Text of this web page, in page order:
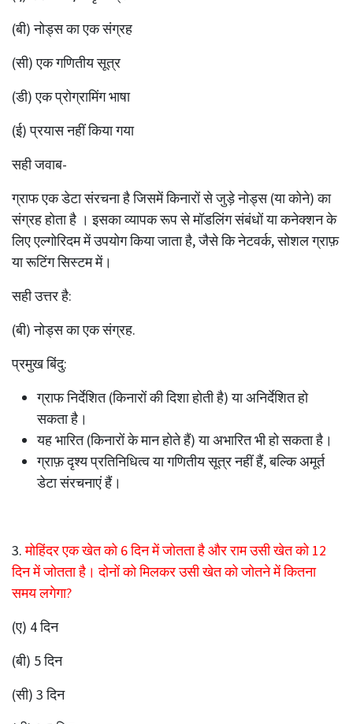
(बी) नोड्स का एक संग्रह
(सी) एक गणितीय सूत्र
(डी) एक प्रोग्रामिंग भाषा
(ई) प्रयास नहीं किया गया
सही जवाब-
ग्राफ एक डेटा संरचना है जिसमें किनारों से जुड़े नोड्स (या कोने) का
संग्रह होता है । इसका व्यापक रूप से मॉडलिंग संबंधों या कनेक्शन के
लिए एल्गोरिदम में उपयोग किया जाता है, जैसे कि नेटवर्क, सोशल ग्राफ़
या रूटिंग सिस्टम में।
सही उत्तर है:
(बी) नोड्स का एक संग्रह.
प्रमुख बिंदु:
ग्राफ निर्देशित (किनारों की दिशा होती है) या अनिर्देशित हो
सकता है।
यह भारित (किनारों के मान होते हैं) या अभारित भी हो सकता है।
ग्राफ़ दृश्य प्रतिनिधित्व या गणितीय सूत्र नहीं हैं, बल्कि अमूर्त
डेटा संरचनाएं हैं।
3.मोहिंदर एक खेत को 6 दिन में जोतता है और राम उसी खेत को 12
दिन में जोतता है। दोनों को मिलकर उसी खेत को जोतने में कितना
समय लगेगा?
(ए) 4 दिन
(बी) 5 दिन
(सी) 3 दिन